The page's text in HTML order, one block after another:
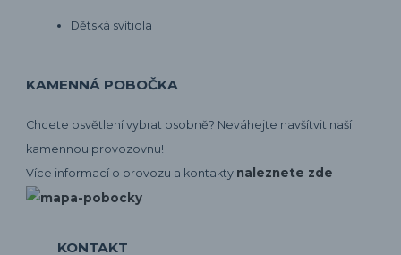
Dětská svítidla
KAMENNÁ POBOČKA
Chcete osvětlení vybrat osobně? Neváhejte navšítvit naší
kamennou provozovnu!
Více informací o provozu a kontakty naleznete zde
KONTAKT